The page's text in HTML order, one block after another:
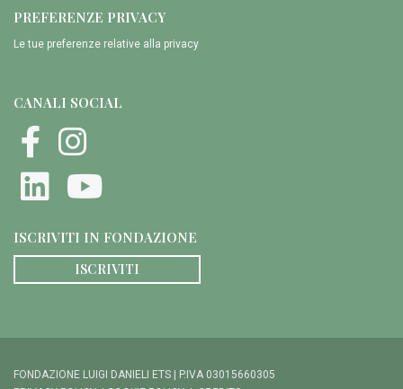
PREFERENZE PRIVACY
Le tue preferenze relative alla privacy
CANALI SOCIAL
ISCRIVITI IN FONDAZIONE
ISCRIVITI
FONDAZIONE LUIGI DANIELI ETS | P.IVA 03015660305